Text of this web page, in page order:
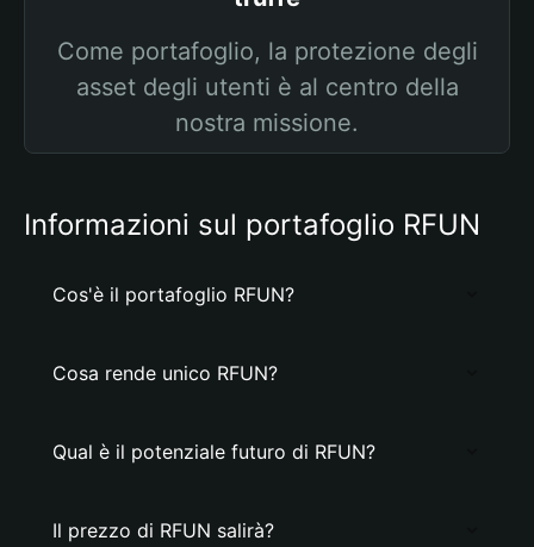
Come portafoglio, la protezione degli
asset degli utenti è al centro della
nostra missione.
Informazioni sul portafoglio RFUN
Cos'è il portafoglio RFUN?
Cosa rende unico RFUN?
Qual è il potenziale futuro di RFUN?
Il prezzo di RFUN salirà?